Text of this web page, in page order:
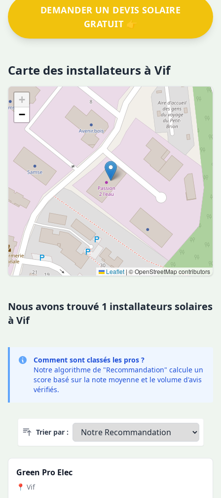
DEMANDER UN DEVIS SOLAIRE
GRATUIT 👉
Carte des installateurs à Vif
+
−
Leaflet | © OpenStreetMap contributors
Nous avons trouvé 1 installateurs solaires
à Vif
Comment sont classés les pros ?
Notre algorithme de "Recommandation" calcule un
score basé sur la note moyenne et le volume d'avis
vérifiés.
Trier par :
Green Pro Elec
📍 Vif